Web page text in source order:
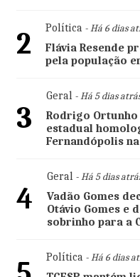
2 Política- Há 6 dias
Flávia Resende
pela população
3
Geral- Há 5 dias
Rodrigo
estadual
Fernandópolis
4
Geral- Há 5 dias
Vadão Gomes
Otávio Gomes e
sobrinho para a
Política- Há 6 dias